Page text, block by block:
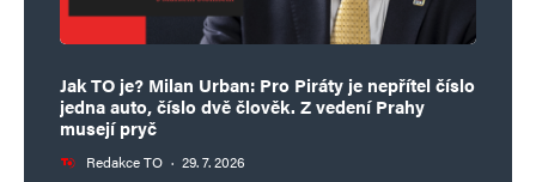
Jak TO je? Milan Urban: Pro Piráty je nepřítel číslo
jedna auto, číslo dvě člověk. Z vedení Prahy
musejí pryč
Redakce TO · 29. 7. 2026